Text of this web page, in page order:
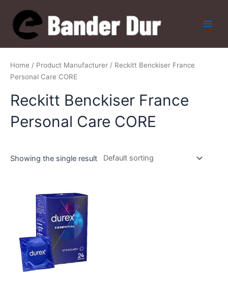
content
Home / Product Manufacturer / Reckitt Benckiser France
Personal Care CORE
Reckitt Benckiser France
Personal Care CORE
Showing the single result